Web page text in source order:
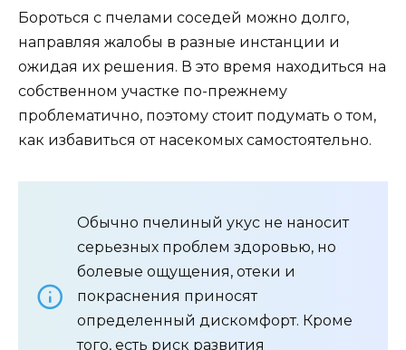
Бороться с пчелами соседей можно долго,
направляя жалобы в разные инстанции и
ожидая их решения. В это время находиться на
собственном участке по-прежнему
проблематично, поэтому стоит подумать о том,
как избавиться от насекомых самостоятельно.
Обычно пчелиный укус не наносит
серьезных проблем здоровью, но
болевые ощущения, отеки и
покраснения приносят
определенный дискомфорт. Кроме
того, есть риск развития